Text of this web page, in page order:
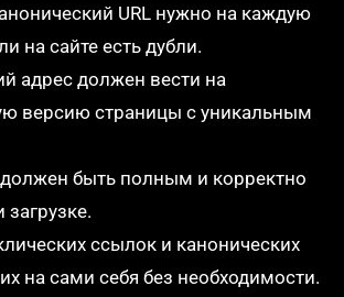
URL нужно на каждую
на сайте есть дубли.
адрес должен вести на
версию страницы с уникальным
быть полным и корректно
загрузке.
ссылок и канонических
на сами себя без необходимости.